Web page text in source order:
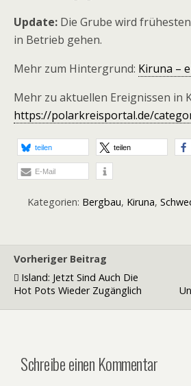
Update: Die Grube wird
in Betrieb gehen.
Mehr zum Hintergrund: Kiruna –
Mehr zu aktuellen Ereignissen in
https://polarkreisportal.de/
teilen teilen
E-Mail
Kategorien: Bergbau, Kiruna,
Vorheriger Beitrag
Island: Jetzt Sind Auch Die
Hot Pots Wieder Zugänglich
Schreibe einen Kommentar